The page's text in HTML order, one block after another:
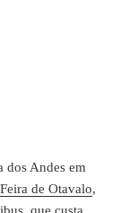
dos Andes em
Feira de Otavalo,
que custa